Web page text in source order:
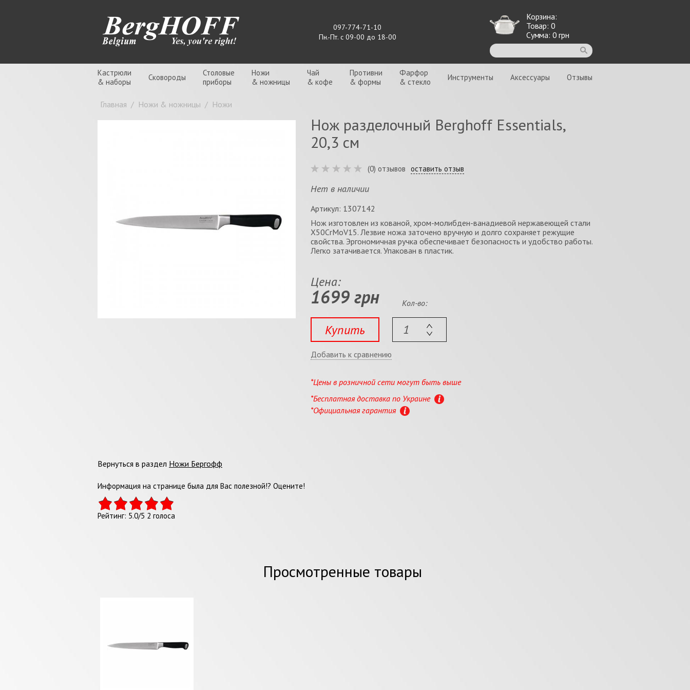
097-774-71-10
Пн.-Пт. с 09-00 до 18-00
Корзина:
Товар: 0
Сумма: 0 грн
Кастрюли
& наборы
Сковороды
Столовые
приборы
Ножи
& ножницы
Чай
& кофе
Противни
& формы
Фарфор
& стекло
Инструменты Аксессуары Отзывы
Главная / Ножи & ножницы / Ножи
Нож разделочный Berghoff Essentials,
20,3 см
(0) отзывов оставить отзыв
Нет в наличии
Артикул: 1307142
Нож изготовлен из кованой, хром-молибден-ванадиевой нержавеющей стали
X50CrMoV15. Лезвие ножа заточено вручную и долго сохраняет режущие
свойства. Эргономичная ручка обеспечивает безопасность и удобство работы.
Легко затачивается. Упакован в пластик.
Цена:
1699 грн
Купить
Кол-во:
Добавить к сравнению
*Цены в розничной сети могут быть выше
*Бесплатная доставка по Украине
*Официальная гарантия
Вернуться в раздел Ножи Бергофф
Информация на странице была для Вас полезной!? Оцените!
Рейтинг: 5.0/5 2 голоса
Просмотренные товары